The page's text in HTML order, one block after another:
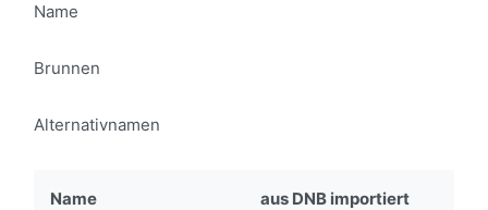
Name
Brunnen
Alternativnamen
Name aus DNB importiert